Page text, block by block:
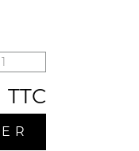
TTC